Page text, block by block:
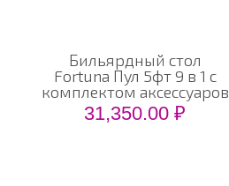
Бильярдный стол
Fortuna Пул 5фт 9 в 1 с
комплектом аксессуаров
31,350.00₽